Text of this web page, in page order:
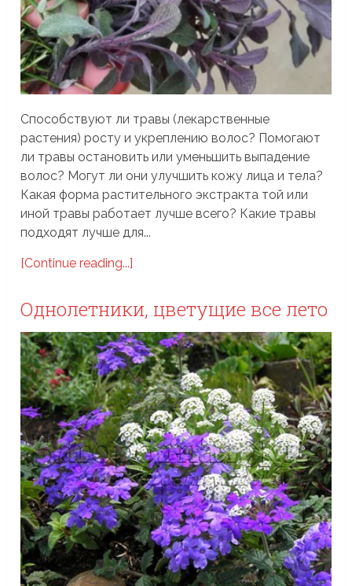
Способствуют ли травы (лекарственные
растения) росту и укреплению волос? Помогают
ли травы остановить или уменьшить выпадение
волос? Могут ли они улучшить кожу лица и тела?
Какая форма растительного экстракта той или
иной травы работает лучше всего? Какие травы
подходят лучше для...
[Continue reading...]
Однолетники, цветущие все лето